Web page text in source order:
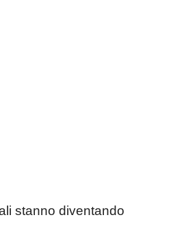
stanno diventando